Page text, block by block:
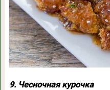
9. Чесночная курочка